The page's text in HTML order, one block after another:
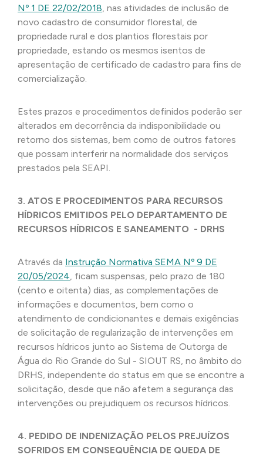
Nº 1 DE 22/02/2018, nas atividades de inclusão de
novo cadastro de consumidor florestal, de
propriedade rural e dos plantios florestais por
propriedade, estando os mesmos isentos de
apresentação de certificado de cadastro para fins de
comercialização.
Estes prazos e procedimentos definidos poderão ser
alterados em decorrência da indisponibilidade ou
retorno dos sistemas, bem como de outros fatores
que possam interferir na normalidade dos serviços
prestados pela SEAPI.
3. ATOS E PROCEDIMENTOS PARA RECURSOS
HÍDRICOS EMITIDOS PELO DEPARTAMENTO DE
RECURSOS HÍDRICOS E SANEAMENTO - DRHS
Através da Instrução Normativa SEMA Nº 9 DE
20/05/2024, ficam suspensas, pelo prazo de 180
(cento e oitenta) dias, as complementações de
informações e documentos, bem como o
atendimento de condicionantes e demais exigências
de solicitação de regularização de intervenções em
recursos hídricos junto ao Sistema de Outorga de
Água do Rio Grande do Sul - SIOUT RS, no âmbito do
DRHS, independente do status em que se encontre a
solicitação, desde que não afetem a segurança das
intervenções ou prejudiquem os recursos hídricos.
4. PEDIDO DE INDENIZAÇÃO PELOS PREJUÍZOS
SOFRIDOS EM CONSEQUÊNCIA DE QUEDA DE